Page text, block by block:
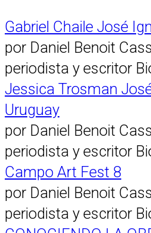
Gabriel Chaile José
por Daniel Benoit
periodista y escritor
Jessica Trosman
Uruguay
por Daniel Benoit
periodista y escritor
Campo Art Fest 8
por Daniel Benoit
periodista y escritor